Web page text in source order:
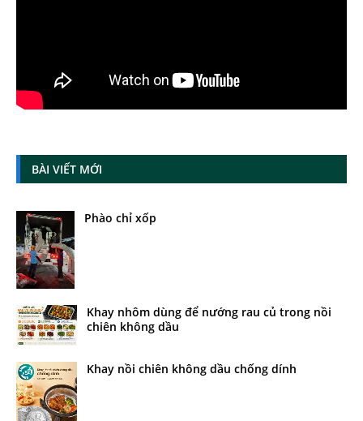
BÀI VIẾT MỚI
Phào chỉ xốp
Khay nhôm dùng để nướng rau củ trong nồi
chiên không dầu
Khay nồi chiên không dầu chống dính